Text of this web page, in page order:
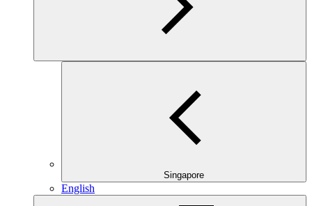
Singapore
English